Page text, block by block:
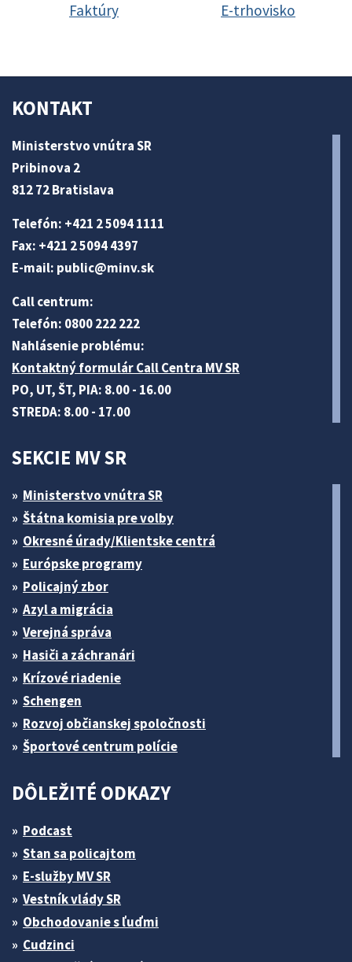
Faktúry E-trhovisko
KONTAKT
Ministerstvo vnútra SR
Pribinova 2
812 72 Bratislava
Telefón: +421 2 5094 1111
Fax: +421 2 5094 4397
E-mail: public@minv.sk
Call centrum:
Telefón: 0800 222 222
Nahlásenie problému:
Kontaktný formulár Call Centra MV SR
PO, UT, ŠT, PIA: 8.00 - 16.00
STREDA: 8.00 - 17.00
SEKCIE MV SR
Ministerstvo vnútra SR
Štátna komisia pre volby
Okresné úrady/Klientske centrá
Európske programy
Policajný zbor
Azyl a migrácia
Verejná správa
Hasiči a záchranári
Krízové riadenie
Schengen
Rozvoj občianskej spoločnosti
Športové centrum polície
DÔLEŽITÉ ODKAZY
Podcast
Stan sa policajtom
E-služby MV SR
Vestník vlády SR
Obchodovanie s ľuďmi
Cudzinci